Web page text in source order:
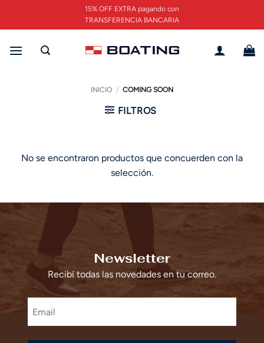
15% OFF EXTRA pagando con
TRANSFERENCIA BANCARIA
INICIO / COMING SOON
FILTROS
No se encontraron productos que concuerden con la
selección.
Newsletter
Recibí todas las novedades en tu correo.